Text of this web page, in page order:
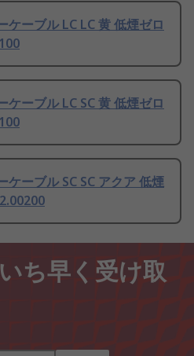
ケーブル LC LC 黄 低煙ゼロ
ケーブル LC SC 黄 低煙ゼロ
ケーブル SC SC アクア 低煙
ち早く受け取